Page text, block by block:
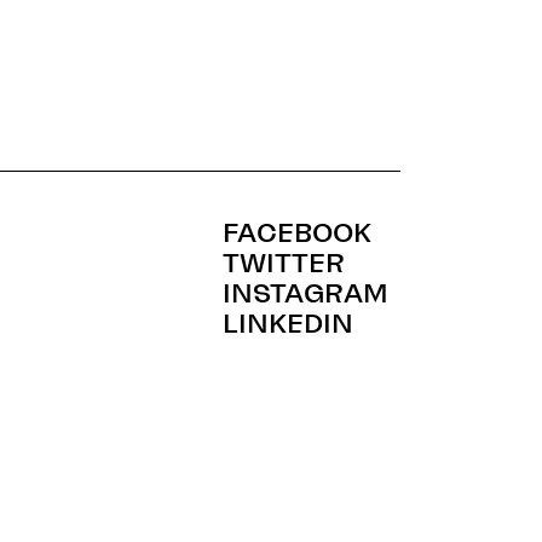
FACEBOOK
TWITTER
INSTAGRAM
LINKEDIN